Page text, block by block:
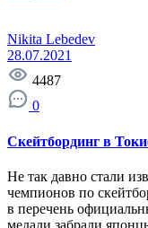
Nikita Lebedev
28.07.2021
4487
0
Скейтбординг в
Не так давно стали
чемпионов по
в перечень
медали забрали